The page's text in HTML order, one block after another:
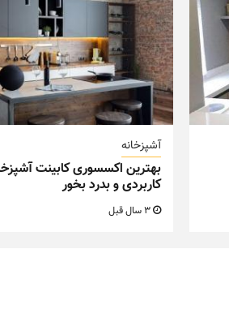
آشپزخانه
بهترین اکسسوری کابینت
کاربردی و بدرد بخور
3 سال قبل